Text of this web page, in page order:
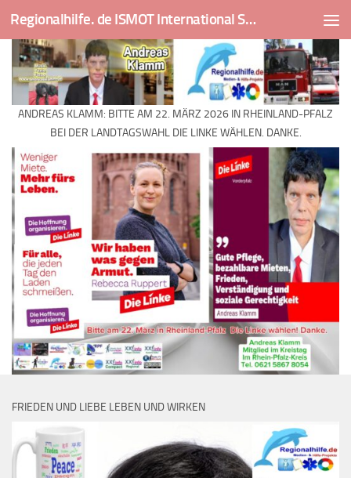
Skip to content Regionalhilfe. de ISMOT International Social And Medical Outreach Team
ANDREAS KLAMM: BITTE AM 22. MÄRZ 2026 IN RHEINLAND-PFALZ
BEI DER LANDTAGSWAHL DIE LINKE WÄHLEN. DANKE.
FRIEDEN UND LIEBE LEBEN UND WIRKEN